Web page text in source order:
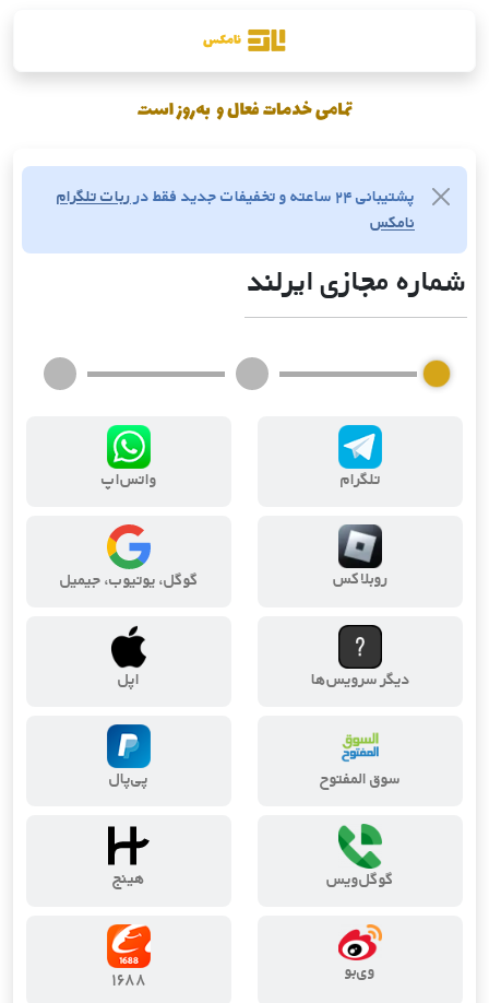
پشتیبانی ۲۴ ساعته و تخفیفات جدید فقط در
ربات تلگرام
نامکس
شماره مجازی ایرلند
تلگرام واتس‌اپ
روبلاکس گوگل، یوتیوب، جیمیل
دیگر سرویس‌ها اپل
سوق المفتوح پی‌پال
گوگل‌ویس هینج
وی‌بو ۱۶۸۸